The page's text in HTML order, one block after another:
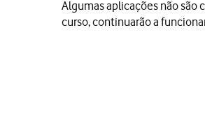
Algumas aplicações não são
curso, continuarão a